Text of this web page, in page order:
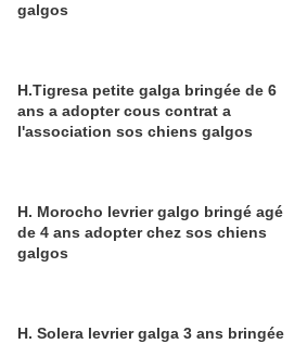
galgos
H.Tigresa petite galga bringée de 6
ans a adopter cous contrat a
l'association sos chiens galgos
H. Morocho levrier galgo bringé agé
de 4 ans adopter chez sos chiens
galgos
H. Solera levrier galga 3 ans bringée